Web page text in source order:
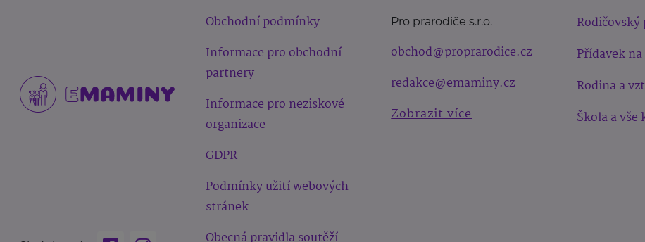
Obchodní podmínky
Informace pro obchodní
partnery
Informace pro neziskové
organizace
GDPR
Podmínky užití webových
stránek
Obecná pravidla soutěží
Pro prarodiče s.r.o.
obchod@proprarodice.cz
redakce@emaminy.cz
Zobrazit více
Přídavek
Rodina a
Škola a vše